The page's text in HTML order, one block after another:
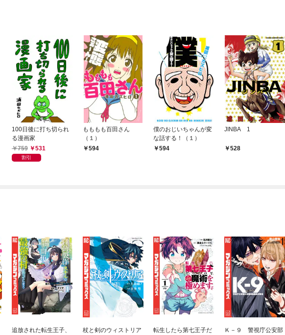
100日後に打ち切られ
る漫画家
759
531
割引
もももも百田さん
（１）
594
僕のおじいちゃんが変
な話する！（１）
594
JINBA 1
528
追放された転生王子、
杖と剣のウィストリア
転生したら第七王子だ
Ｋ－９ 警視庁公安部